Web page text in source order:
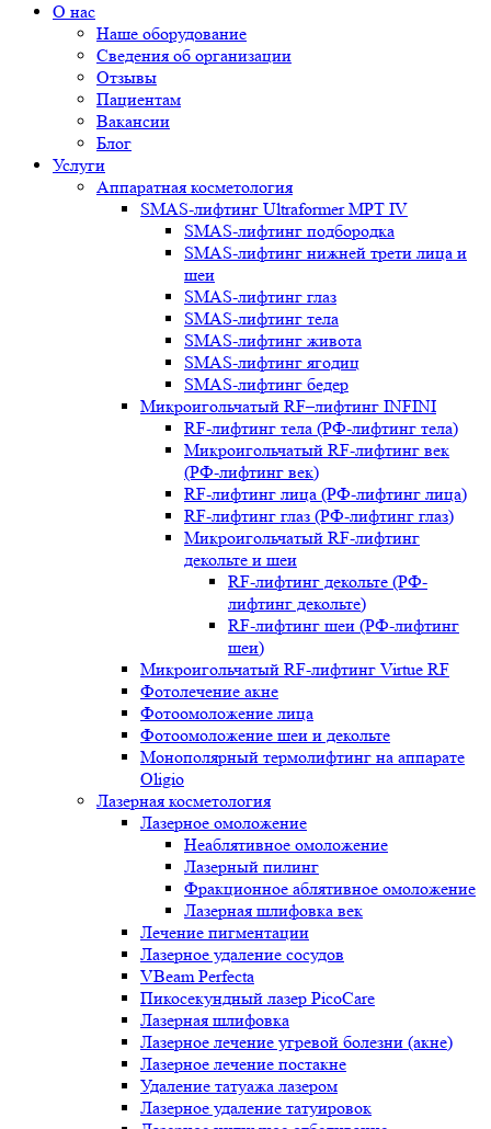
О нас
Наше оборудование
Сведения об организации
Отзывы
Пациентам
Вакансии
Блог
Услуги
Аппаратная косметология
SMAS-лифтинг Ultraformer MPT IV
SMAS-лифтинг подбородка
SMAS-лифтинг нижней трети лица и
шеи
SMAS-лифтинг глаз
SMAS-лифтинг тела
SMAS-лифтинг живота
SMAS-лифтинг ягодиц
SMAS-лифтинг бедер
Микроигольчатый RF–лифтинг INFINI
RF-лифтинг тела (РФ-лифтинг тела)
Микроигольчатый RF-лифтинг век
(РФ-лифтинг век)
RF-лифтинг лица (РФ-лифтинг лица)
RF-лифтинг глаз (РФ-лифтинг глаз)
Микроигольчатый RF-лифтинг
декольте и шеи
RF-лифтинг декольте (РФ-
лифтинг декольте)
RF-лифтинг шеи (РФ-лифтинг
шеи)
Микроигольчатый RF-лифтинг Virtue RF
Фотолечение акне
Фотоомоложение лица
Фотоомоложение шеи и декольте
Монополярный термолифтинг на аппарате
Oligio
Лазерная косметология
Лазерное омоложение
Неаблятивное омоложение
Лазерный пилинг
Фракционное аблятивное омоложение
Лазерная шлифовка век
Лечение пигментации
Лазерное удаление сосудов
VBeam Perfecta
Пикосекундный лазер PicoCare
Лазерная шлифовка
Лазерное лечение угревой болезни (акне)
Лазерное лечение постакне
Удаление татуажа лазером
Лазерное удаление татуировок